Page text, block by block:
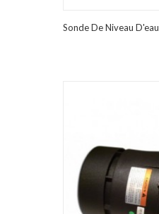
Sonde De Niveau D'eau